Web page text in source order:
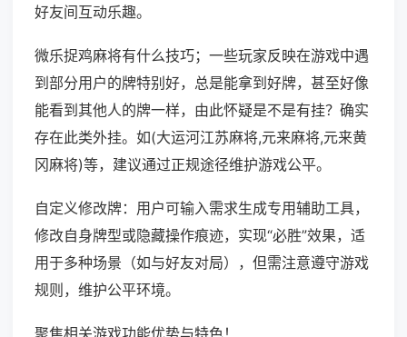
好友间互动乐趣。
微乐捉鸡麻将有什么技巧；一些玩家反映在游戏中遇
到部分用户的牌特别好，总是能拿到好牌，甚至好像
能看到其他人的牌一样，由此怀疑是不是有挂？确实
存在此类外挂。如(大运河江苏麻将,元来麻将,元来黄
冈麻将)等，建议通过正规途径维护游戏公平。
自定义修改牌：用户可输入需求生成专用辅助工具，
修改自身牌型或隐藏操作痕迹，实现“必胜”效果，适
用于多种场景（如与好友对局），但需注意遵守游戏
规则，维护公平环境。